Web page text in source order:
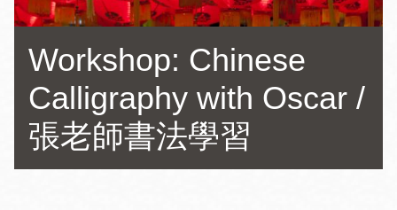
Workshop: Chinese
Calligraphy with Oscar /
張老師書法學習